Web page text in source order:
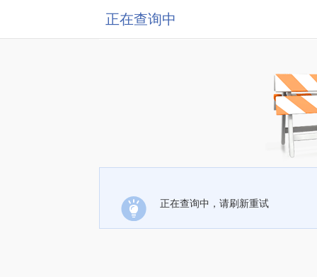
正在查询中
正在查询中，请刷新重试